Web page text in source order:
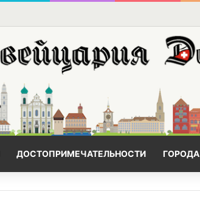
ДОСТОПРИМЕЧАТЕЛЬНОСТИ ГОРОДА